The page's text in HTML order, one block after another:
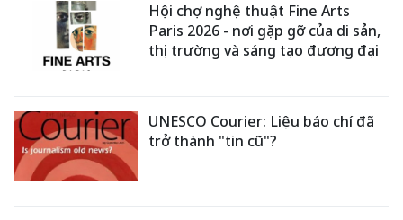
Hội chợ nghệ thuật Fine Arts
Paris 2026 - nơi gặp gỡ của di sản,
thị trường và sáng tạo đương đại
UNESCO Courier: Liệu báo chí đã
trở thành "tin cũ"?